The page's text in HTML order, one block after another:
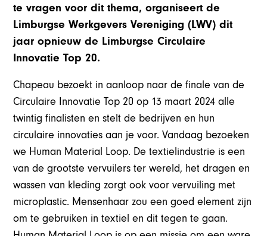
te vragen voor dit thema, organiseert de
Limburgse Werkgevers Vereniging (LWV) dit
jaar opnieuw de Limburgse Circulaire
Innovatie Top 20.
Chapeau bezoekt in aanloop naar de finale van de
Circulaire Innovatie Top 20 op 13 maart 2024 alle
twintig finalisten en stelt de bedrijven en hun
circulaire innovaties aan je voor. Vandaag bezoeken
we Human Material Loop. De textielindustrie is een
van de grootste vervuilers ter wereld, het dragen en
wassen van kleding zorgt ook voor vervuiling met
microplastic. Mensenhaar zou een goed element zijn
om te gebruiken in textiel en dit tegen te gaan.